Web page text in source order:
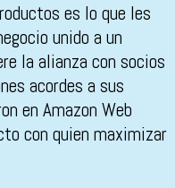
es lo que les
unido a un
la alianza con socios
acordes a sus
en Amazon Web
con quien maximizar